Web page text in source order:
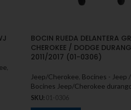
,
BOCIN RUEDA DELANTERA
CHEROKEE / DODGE
2011/2017 (01-0306)
Jeep/Cherokee, Bocines - Jeep
Bocines Jeep/Cherokee
SKU: 01-0306